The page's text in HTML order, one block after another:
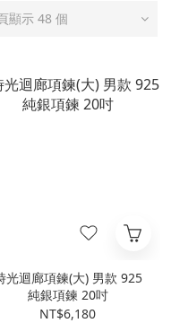
顯示 48 個
光迴廊項鍊(大) 男款 925
純銀項鍊 20吋
NT$6,180